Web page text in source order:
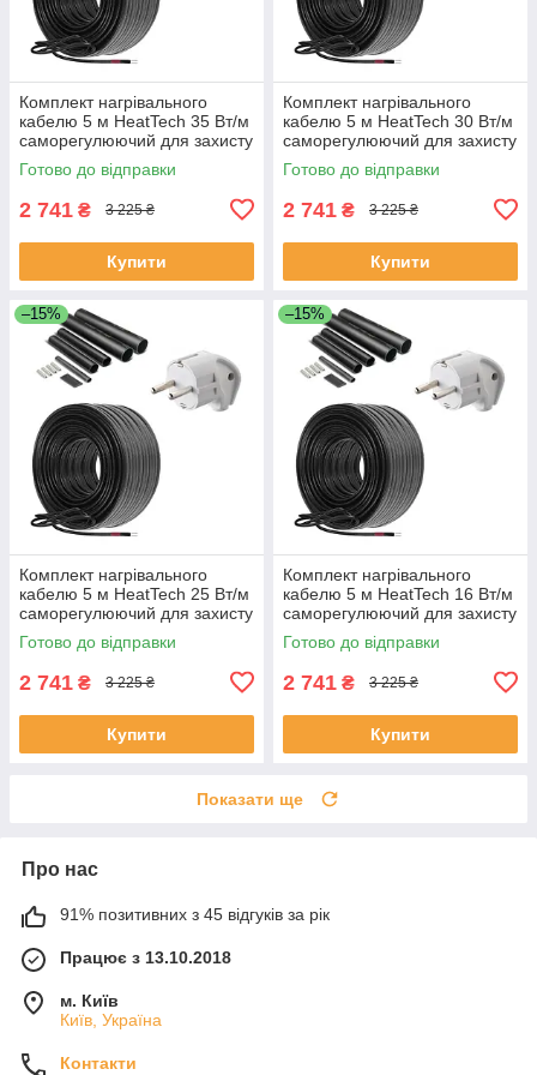
Комплект нагрівального
кабелю 5 м HeatTech 35 Вт/м
саморегулюючий для захисту
труб водостоку даху
Готово до відправки
2 741 ₴ 3 225 ₴
Купити
Комплект нагрівального
кабелю 5 м HeatTech 30 Вт/м
саморегулюючий для захисту
покрівлі труб водостоку
Готово до відправки
2 741 ₴ 3 225 ₴
Купити
–15%
Комплект нагрівального
кабелю 5 м HeatTech 25 Вт/м
саморегулюючий для захисту
водостоку покрівлі труб
Готово до відправки
2 741 ₴ 3 225 ₴
Купити
–15%
Комплект нагрівального
кабелю 5 м HeatTech 16 Вт/м
саморегулюючий для захисту
водопроводу дахів труб
водостоку
Готово до відправки
2 741 ₴ 3 225 ₴
Купити
Показати ще
Про нас
91% позитивних з 45 відгуків за рік
Працює з 13.10.2018
м. Київ
Київ, Україна
Контакти